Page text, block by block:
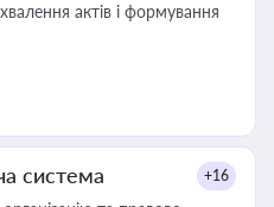
актів і формування
система +16